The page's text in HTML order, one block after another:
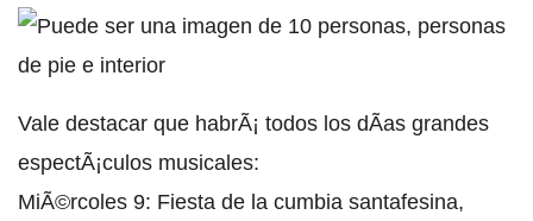
Vale destacar que habrÃ¡ todos los dÃ­as grandes
espectÃ¡culos musicales:
MiÃ©rcoles 9: Fiesta de la cumbia santafesina,